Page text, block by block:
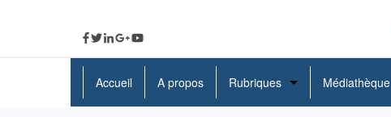
Accueil A propos Rubriques Médiathèque